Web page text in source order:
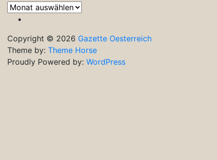
Frühere
Ausgaben
Copyright © 2026 Gazette Oesterreich
Theme by: Theme Horse
Proudly Powered by: WordPress